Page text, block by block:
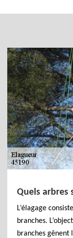
Quels arbres
L’élagage
branches.
branches gênent